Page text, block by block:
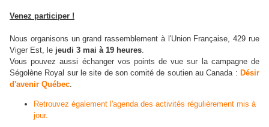
Venez participer !
Nous organisons un grand rassemblement à l'Union Française, 429 rue
Viger Est, le jeudi 3 mai à 19 heures.
Vous pouvez aussi échanger vos points de vue sur la campagne de
Ségolène Royal sur le site de son comité de soutien au Canada : Désir
d'avenir Québec.
Retrouvez également l'agenda des activités régulièrement mis à
jour.